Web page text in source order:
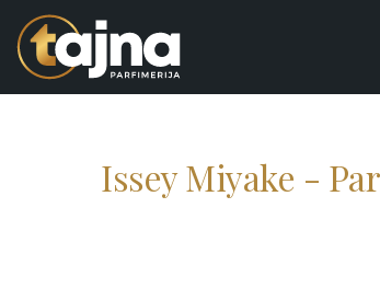
Issey Miyake -